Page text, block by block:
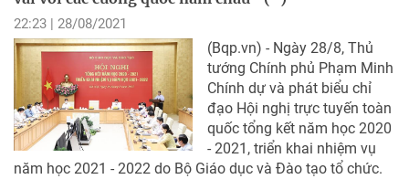
22:23 | 28/08/2021
(Bqp.vn) - Ngày 28/8, Thủ
tướng Chính phủ Phạm Minh
Chính dự và phát biểu chỉ
đạo Hội nghị trực tuyến toàn
quốc tổng kết năm học 2020
- 2021, triển khai nhiệm vụ
năm học 2021 - 2022 do Bộ Giáo dục và Đào tạo tổ chức.